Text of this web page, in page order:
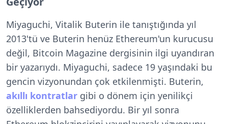
Miyaguchi, Vitalik Buterin ile tanıştığında yıl
2013'tü ve Buterin henüz Ethereum'un kurucusu
değil, Bitcoin Magazine dergisinin ilgi uyandıran
bir yazarıydı. Miyaguchi, sadece 19 yaşındaki bu
gencin vizyonundan çok etkilenmişti. Buterin,
akıllı kontratlar gibi o dönem için yenilikçi
özelliklerden bahsediyordu. Bir yıl sonra